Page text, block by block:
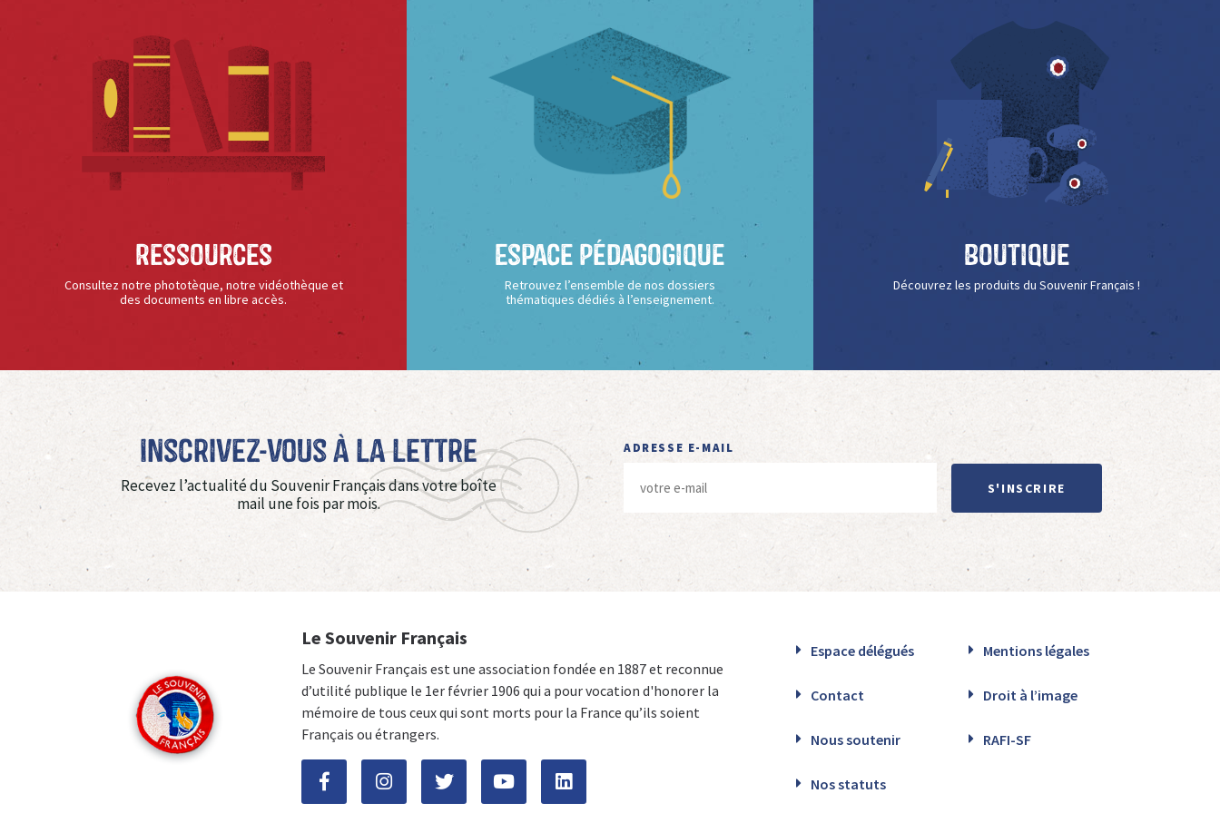
Ressources
Consultez notre phototèque, notre vidéothèque et
des documents en libre accès.
Espace Pédagogique
Retrouvez l’ensemble de nos dossiers
thématiques dédiés à l’enseignement.
Boutique
Découvrez les produits du Souvenir Français !
Inscrivez-vous à La Lettre
Recevez l’actualité du Souvenir Français dans votre boîte
mail une fois par mois.
ADRESSE E-MAIL
S'INSCRIRE
Le Souvenir Français
Le Souvenir Français est une association fondée en 1887 et reconnue
d’utilité publique le 1er février 1906 qui a pour vocation d'honorer la
mémoire de tous ceux qui sont morts pour la France qu’ils soient
Français ou étrangers.
Espace délégués Mentions légales
Contact Droit à l’image
Nous soutenir RAFI-SF
Nos statuts